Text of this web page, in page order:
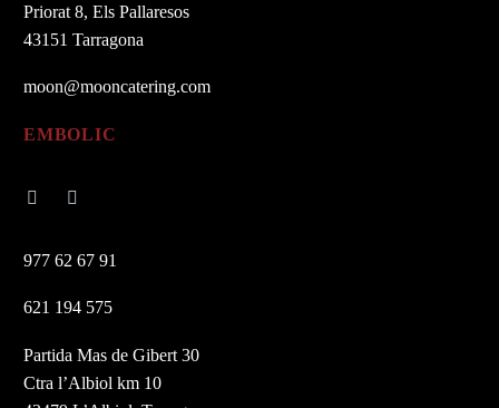
Priorat 8, Els Pallaresos
43151 Tarragona
moon@mooncatering.com
EMBOLIC
977 62 67 91
621 194 575
Partida Mas de Gibert 30
Ctra l’Albiol km 10